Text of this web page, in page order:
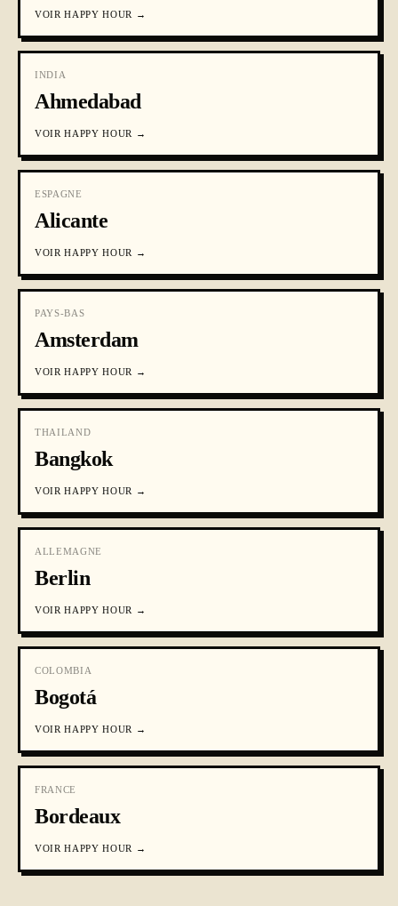
VOIR HAPPY HOUR →
INDIA
Ahmedabad
VOIR HAPPY HOUR →
ESPAGNE
Alicante
VOIR HAPPY HOUR →
PAYS-BAS
Amsterdam
VOIR HAPPY HOUR →
THAILAND
Bangkok
VOIR HAPPY HOUR →
ALLEMAGNE
Berlin
VOIR HAPPY HOUR →
COLOMBIA
Bogotá
VOIR HAPPY HOUR →
FRANCE
Bordeaux
VOIR HAPPY HOUR →